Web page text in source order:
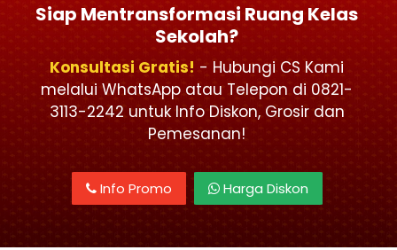
Siap Mentransformasi Ruang Kelas
Sekolah?
Konsultasi Gratis! - Hubungi CS Kami
melalui WhatsApp atau Telepon di 0821-
3113-2242 untuk Info Diskon, Grosir dan
Pemesanan!
Info Promo Harga Diskon